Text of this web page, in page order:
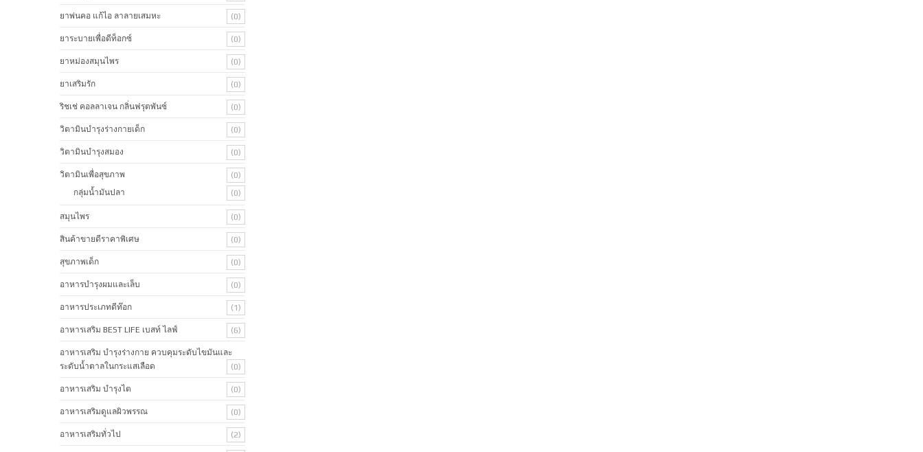
ยาพ่นคอ แก้ไอ ลาลายเสมหะ (0)
ยาระบายเพื่อดีท็อกซ์ (0)
ยาหม่องสมุนไพร (0)
ยาเสริมรัก (0)
ริชเช่ คอลลาเจน กลิ่นฟรุตพันซ์ (0)
วิตามินบำรุงร่างกายเด็ก (0)
วิตามินบำรุงสมอง (0)
วิตามินเพื่อสุขภาพ
(0)
กลุ่มน้ำมันปลา
(0)
สมุนไพร (0)
สินค้าขายดีราคาพิเศษ (0)
สุขภาพเด็ก (0)
อาหารบำรุงผมและเล็บ (0)
อาหารประเภทดีท๊อก (1)
อาหารเสริม BEST LIFE เบสท์ ไลฟ์ (6)
อาหารเสริม บำรุงร่างกาย ควบคุมระดับไขมันและ
ระดับน้ำตาลในกระแสเลือด
(0)
อาหารเสริม บำรุงไต (0)
อาหารเสริมดูแลผิวพรรณ (0)
อาหารเสริมทั่วไป (2)